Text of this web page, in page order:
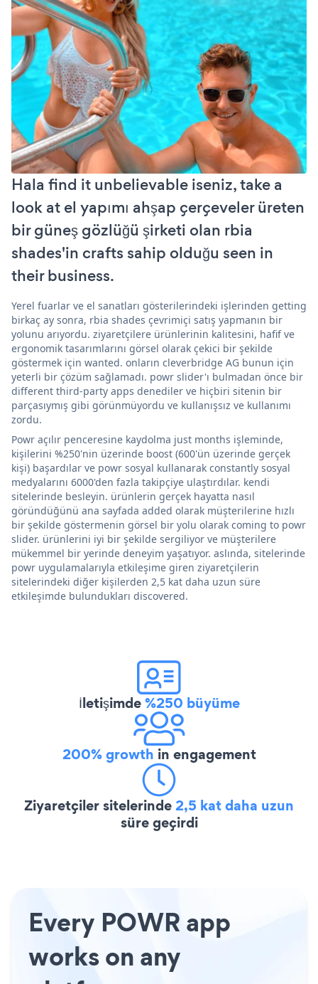
Hala find it unbelievable iseniz, take a
look at el yapımı ahşap çerçeveler üreten
bir güneş gözlüğü şirketi olan rbia
shades'in crafts sahip olduğu seen in
their business.
Yerel fuarlar ve el sanatları gösterilerindeki işlerinden getting
birkaç ay sonra, rbia shades çevrimiçi satış yapmanın bir
yolunu arıyordu. ziyaretçilere ürünlerinin kalitesini, hafif ve
ergonomik tasarımlarını görsel olarak çekici bir şekilde
göstermek için wanted. onların cleverbridge AG bunun için
yeterli bir çözüm sağlamadı. powr slider'ı bulmadan önce bir
different third-party apps denediler ve hiçbiri sitenin bir
parçasıymış gibi görünmüyordu ve kullanışsız ve kullanımı
zordu.
Powr açılır penceresine kaydolma just months işleminde,
kişilerini %250'nin üzerinde boost (600'ün üzerinde gerçek
kişi) başardılar ve powr sosyal kullanarak constantly sosyal
medyalarını 6000'den fazla takipçiye ulaştırdılar. kendi
sitelerinde besleyin. ürünlerin gerçek hayatta nasıl
göründüğünü ana sayfada added olarak müşterilerine hızlı
bir şekilde göstermenin görsel bir yolu olarak coming to powr
slider. ürünlerini iyi bir şekilde sergiliyor ve müşterilere
mükemmel bir yerinde deneyim yaşatıyor. aslında, sitelerinde
powr uygulamalarıyla etkileşime giren ziyaretçilerin
sitelerindeki diğer kişilerden 2,5 kat daha uzun süre
etkileşimde bulundukları discovered.
İletişimde%250 büyüme
200% growth in engagement
Ziyaretçiler sitelerinde2,5 kat daha uzun
süre geçirdi
Every POWR app
works on any